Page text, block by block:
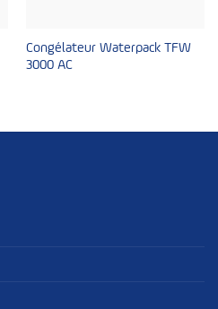
Congélateur Waterpack TFW
3000 AC